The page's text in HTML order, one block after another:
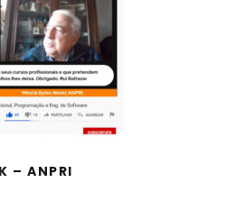
WEEK – ANPRI
– ANPRI